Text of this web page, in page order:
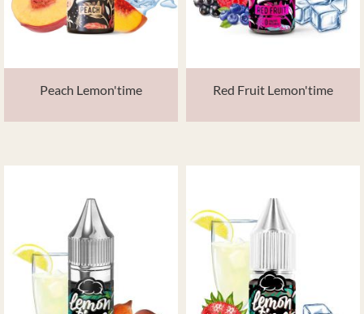
Peach Lemon'time Red Fruit Lemon'time